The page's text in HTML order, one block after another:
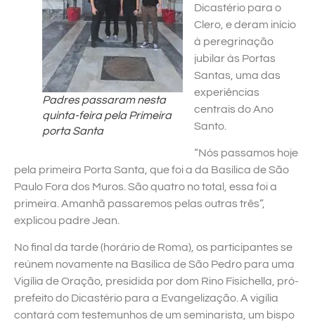
Padres passaram nesta
quinta-feira pela Primeira
porta Santa
Dicastério para o
Clero, e deram início
à peregrinação
jubilar às Portas
Santas, uma das
experiências
centrais do Ano
Santo.
“Nós passamos hoje
pela primeira Porta Santa, que foi a da Basílica de São
Paulo Fora dos Muros. São quatro no total, essa foi a
primeira. Amanhã passaremos pelas outras três”,
explicou padre Jean.
No final da tarde (horário de Roma), os participantes se
reúnem novamente na Basílica de São Pedro para uma
Vigília de Oração, presidida por dom Rino Fisichella, pró-
prefeito do Dicastério para a Evangelização. A vigília
contará com testemunhos de um seminarista, um bispo